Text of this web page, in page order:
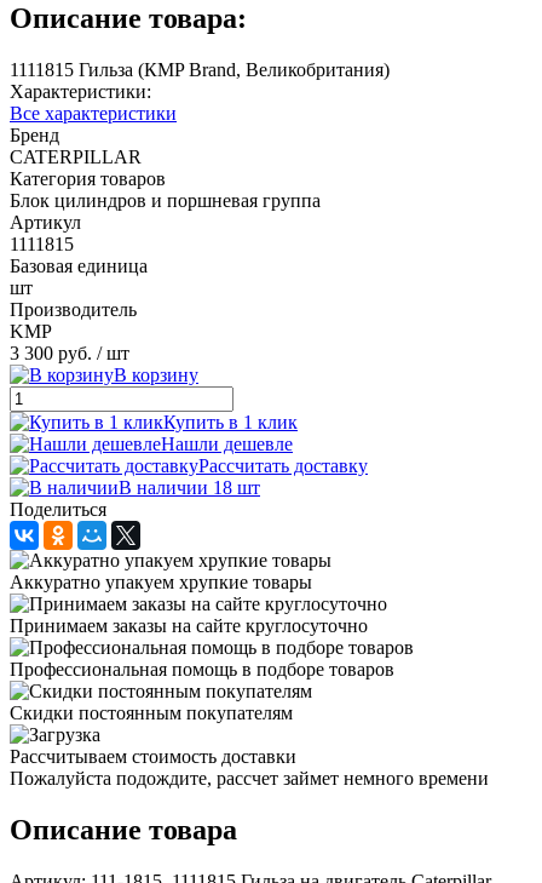
Описание товара:
1111815 Гильза (КMP Brand, Великобритания)
Характеристики:
Все характеристики
Бренд
CATERPILLAR
Категория товаров
Блок цилиндров и поршневая группа
Артикул
1111815
Базовая единица
шт
Производитель
KMP
3 300 руб. / шт
В корзину
Купить в 1 клик
Нашли дешевле
Рассчитать доставку
В наличии 18 шт
Поделиться
Аккуратно упакуем хрупкие товары
Принимаем заказы на сайте круглосуточно
Профессиональная помощь в подборе товаров
Скидки постоянным покупателям
Рассчитываем стоимость доставки
Пожалуйста подождите, рассчет займет немного времени
Описание товара